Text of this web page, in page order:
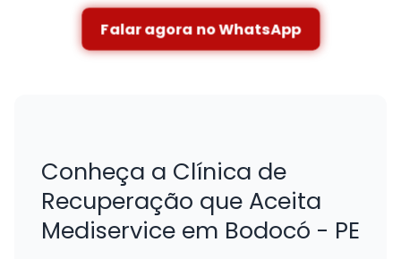
Falar agora no WhatsApp
Conheça a Clínica de
Recuperação que Aceita
Mediservice em Bodocó - PE